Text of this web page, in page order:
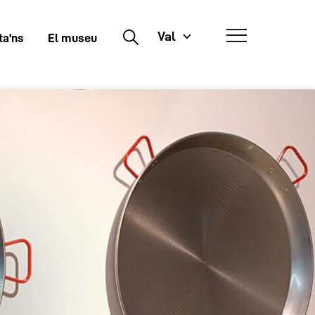
El museu Buscar Val